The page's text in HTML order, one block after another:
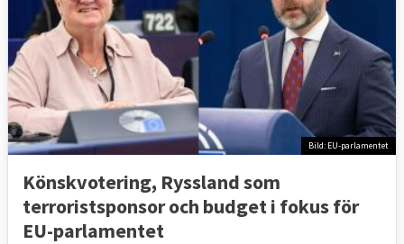
Bild: EU-parlamentet
Könskvotering, Ryssland som
terroristsponsor och budget i fokus för
EU-parlamentet